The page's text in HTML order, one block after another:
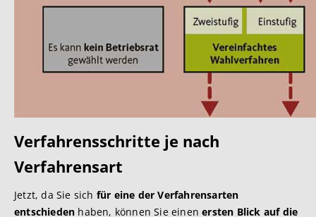
Verfahrensschritte je nach
Verfahrensart
Jetzt, da Sie sich für eine der Verfahrensarten
entschieden haben, können Sie einenersten Blick auf die